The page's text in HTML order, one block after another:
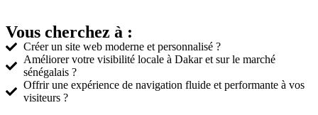
Vous cherchez à :
Créer un site web moderne et personnalisé ?
Améliorer votre visibilité locale à Dakar et sur le marché
sénégalais ?
Offrir une expérience de navigation fluide et performante à vos
visiteurs ?